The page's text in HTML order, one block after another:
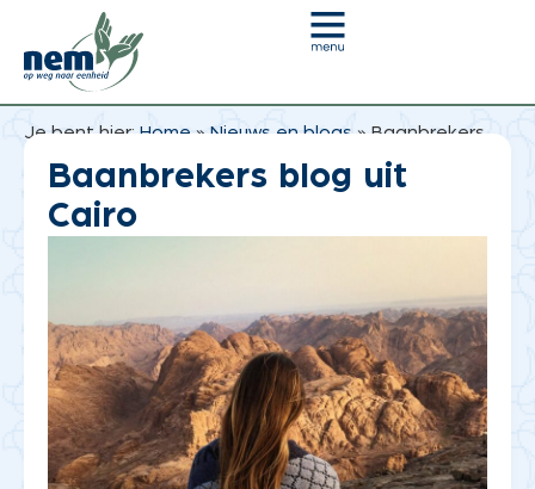
Je bent hier: Home»Nieuws en blogs» Baanbrekers
blog uit Cairo
Baanbrekers blog uit
Cairo